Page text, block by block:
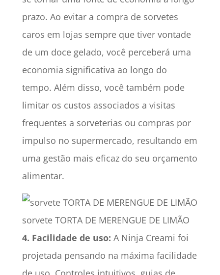
prazo. Ao evitar a compra de sorvetes
caros em lojas sempre que tiver vontade
de um doce gelado, você perceberá uma
economia significativa ao longo do
tempo. Além disso, você também pode
limitar os custos associados a visitas
frequentes a sorveterias ou compras por
impulso no supermercado, resultando em
uma gestão mais eficaz do seu orçamento
alimentar.
sorvete TORTA DE MERENGUE DE LIMÃO
4. Facilidade de uso: A Ninja Creami foi
projetada pensando na máxima facilidade